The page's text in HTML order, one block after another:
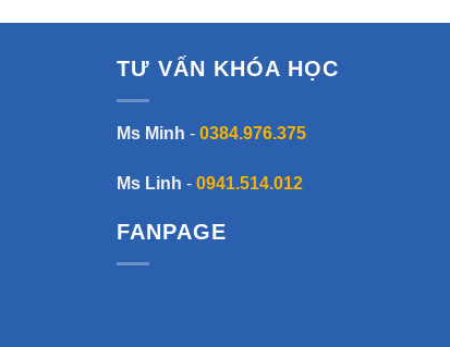
r
TƯ VẤN KHÓA HỌC
Ms Minh - 0384.976.375
Ms Linh - 0941.514.012
FANPAGE